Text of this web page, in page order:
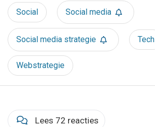
Social Social media
Social media strategie Tech
Webstrategie
Lees 72 reacties